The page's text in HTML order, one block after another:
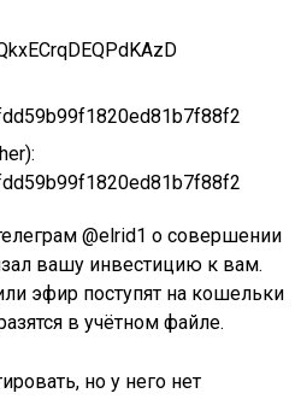
@elrid1 о совершении
вашу инвестицию к вам.
эфир поступят на кошельки
в учётном файле.
но у него нет